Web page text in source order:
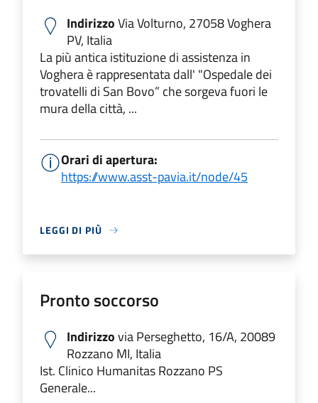
IndirizzoVia Volturno, 27058 Voghera
PV, Italia
La più antica istituzione di assistenza in
Voghera è rappresentata dall' "Ospedale dei
trovatelli di San Bovo” che sorgeva fuori le
mura della città, ...
Orari di apertura:
https://www.asst-pavia.it/node/45
LEGGI DI PIÙ
Pronto soccorso
Indirizzovia Perseghetto, 16/A, 20089
Rozzano MI, Italia
Ist. Clinico Humanitas Rozzano PS
Generale...